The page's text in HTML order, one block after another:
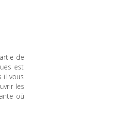
de
est
il vous
les
où